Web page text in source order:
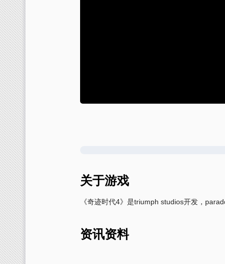
关于游戏
《奇迹时代4》是triumph studios开发，
资讯资料